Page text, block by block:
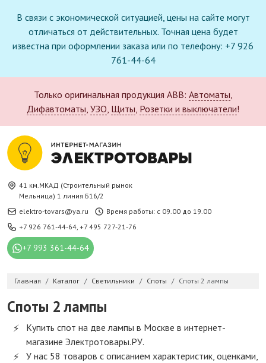
В связи с экономической ситуацией, цены на сайте могут
отличаться от действительных. Точная цена будет
известна при оформлении заказа или по телефону: +7 926
761-44-64
Только оригинальная продукция ABB: Автоматы,
Дифавтоматы, УЗО, Щиты, Розетки и выключатели!
41 км.МКАД (Строительный рынок
Мельница) 1 линия Б16/2
elektro-tovars@ya.ru
Время работы: с 09.00 до 19.00
+7 926 761-44-64, +7 495 727-21-76
+7 993 361-44-64
Главная Каталог Светильники Споты Споты 2 лампы
Споты 2 лампы
Купить спот на две лампы в Москве в интернет-
магазине Электротовары.РУ.
У нас 58 товаров с описанием характеристик, оценками,